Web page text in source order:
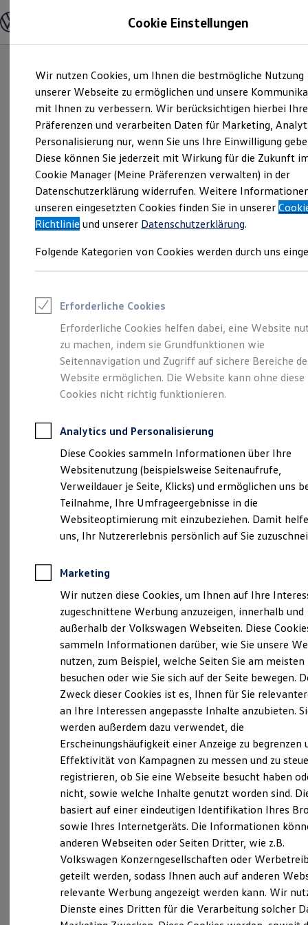
Hauptinhalt
springen
Footer
springen
Modelle und Konfigurator
Modelle vergleichen
Elektroautos
ENERGY Sondermodelle
Nutzfahrzeuge
SUV und CUV
Familienautos
Kombis
Kompaktwagen
Sportwagen
Schnell verfügbare Fahrzeuge
Angebote und Produkte
Aktuelle Angebote
E-Auto-Förderung
Volkswagen Marktplatz
Junge Gebrauchtwagen und Gebrauchtwagen
Saisonangebote
Leasing
Leasing-Angebote
Gebrauchtwagen Leasing
Junge Gebrauchtwagen-Leasing
Elektroauto Leasing
Kleinwagen-Leasing
Leasing ohne Anzahlung
Autokredit mit Schlussrate
Versicherungen und Garantien
Kfz-Versicherung
Restschuldversicherungen
Garantien
Wartungsverträge
Geschäftskunden
Professional Class bei Volkswagen
Großkunden
Behörden
Anpfiff zum Gewinn
Elektroautos
ID. Tutorials
Elektrofahrzeugkonzepte
Reichweite
Reichweite der ID. Modelle
Reichweite im Winter
Laden
Laden unterwegs
Laden Zuhause
Ladezeitensimulator
Batterie
Sicherheit
Garantie und Lebensdauer
Nachhaltigkeit
Technologie
Kosten und Kauf
Verbrauchskosten
Kaufoptionen
E-Auto-Förderung
Software und Konnektivität
Die ID. Software 6
ID. Software Versionen und Updates
Digitale Extras
Schnittstellen zu Ihrem ID.
Volkswagen Economy
Service Rabattaktion
Impressum & Rechtliches)
Was ist der Economy Service
und wer kann ihn nutzen?
Ältere Volkswagen haben einen anderen
Servicebedarf als neue Fahrzeuge. Der Economy
Service ist speziell für Volkswagen Modelle
entwickelt worden, die älter als vier Jahre sind. Er
bietet Ihnen ein vielfältiges Leistungsspektrum mit
zeitwertgerechtem Service und hoher
Ersatzteilqualität. Die Leistungen sind durch
Fachwissen, Volkswagen Teile und langjährige
Erfahrung genau auf Ihr Fahrzeug abgestimmt und
decken nahezu alle Services ab. Die Preise sind
Cookie Einstellungen
Wir nutzen Cookies, um Ihnen die bestmögliche Nutzung
unserer Webseite zu ermöglichen und unsere
mit Ihnen zu verbessern. Wir berücksichtigen hierbei Ihre
Präferenzen und verarbeiten Daten für Marketing,
Personalisierung nur, wenn Sie uns Ihre Einwilligung
Diese können Sie jederzeit mit Wirkung für die Zukunft
Cookie Manager (Meine Präferenzen verwalten) in der
Datenschutzerklärung widerrufen. Weitere
unseren eingesetzten Cookies finden Sie in unserer
Richtlinie und unserer Datenschutzerklärung.
Folgende Kategorien von Cookies werden durch uns
Erforderliche Cookies
Erforderliche Cookies helfen dabei, eine Website
zu machen, indem sie Grundfunktionen wie
Seitennavigation und Zugriff auf sichere Bereiche
Website ermöglichen. Die Website kann ohne diese
Cookies nicht richtig funktionieren.
Analytics und Personalisierung
Diese Cookies sammeln Informationen über Ihre
Websitenutzung (beispielsweise Seitenaufrufe,
Verweildauer je Seite, Klicks) und ermöglichen uns
Teilnahme, Ihre Umfrageergebnisse in die
Websiteoptimierung mit einzubeziehen. Damit
uns, Ihr Nutzererlebnis persönlich auf Sie
Marketing
Wir nutzen diese Cookies, um Ihnen auf Ihre
zugeschnittene Werbung anzuzeigen, innerhalb und
außerhalb der Volkswagen Webseiten. Diese
sammeln Informationen darüber, wie Sie unsere
nutzen, zum Beispiel, welche Seiten Sie am meisten
besuchen oder wie Sie sich auf der Seite bewegen.
Zweck dieser Cookies ist es, Ihnen für Sie
an Ihre Interessen angepasste Inhalte anzubieten.
werden außerdem dazu verwendet, die
Erscheinungshäufigkeit einer Anzeige zu begrenzen
Effektivität von Kampagnen zu messen und zu
registrieren, ob Sie eine Webseite besucht haben
nicht, sowie welche Inhalte genutzt worden sind.
basiert auf einer eindeutigen Identifikation Ihres
sowie Ihres Internetgeräts. Die Informationen
anderen Webseiten oder Seiten Dritter, wie z.B.
Volkswagen Konzerngesellschaften oder
geteilt werden, sodass Ihnen auch auf anderen
relevante Werbung angezeigt werden kann. Wir
Dienste eines Dritten für die Verarbeitung solcher